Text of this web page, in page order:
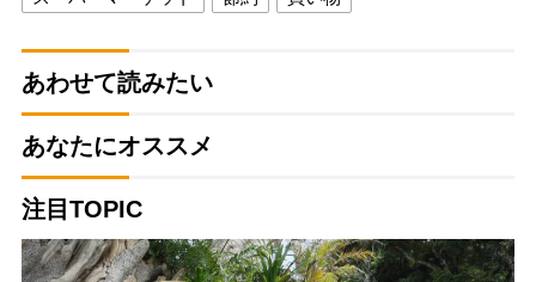
あわせて読みたい
あなたにオススメ
注目TOPIC